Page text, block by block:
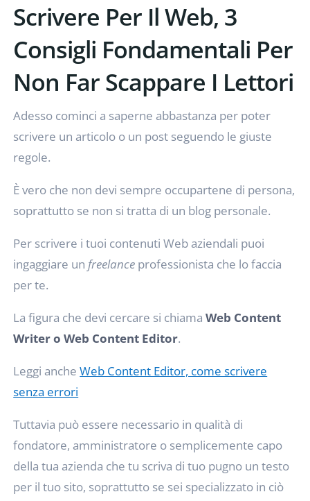
Scrivere Per Il Web, 3
Consigli Fondamentali Per
Non Far Scappare I Lettori
Adesso cominci a saperne abbastanza per poter
scrivere un articolo o un post seguendo le giuste
regole.
È vero che non devi sempre occupartene di persona,
soprattutto se non si tratta di un blog personale.
Per scrivere i tuoi contenuti Web aziendali puoi
ingaggiare un freelance professionista che lo faccia
per te.
La figura che devi cercare si chiamaWeb Content
Writer o Web Content Editor.
Leggi ancheWeb Content Editor, come scrivere
senza errori
Tuttavia può essere necessario in qualità di
fondatore, amministratore o semplicemente capo
della tua azienda che tu scriva di tuo pugno un testo
per il tuo sito, soprattutto se sei specializzato in ciò